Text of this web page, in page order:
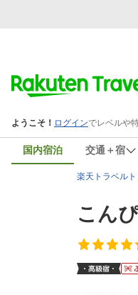
国内宿泊 交通＋宿
楽天トラベル
こん